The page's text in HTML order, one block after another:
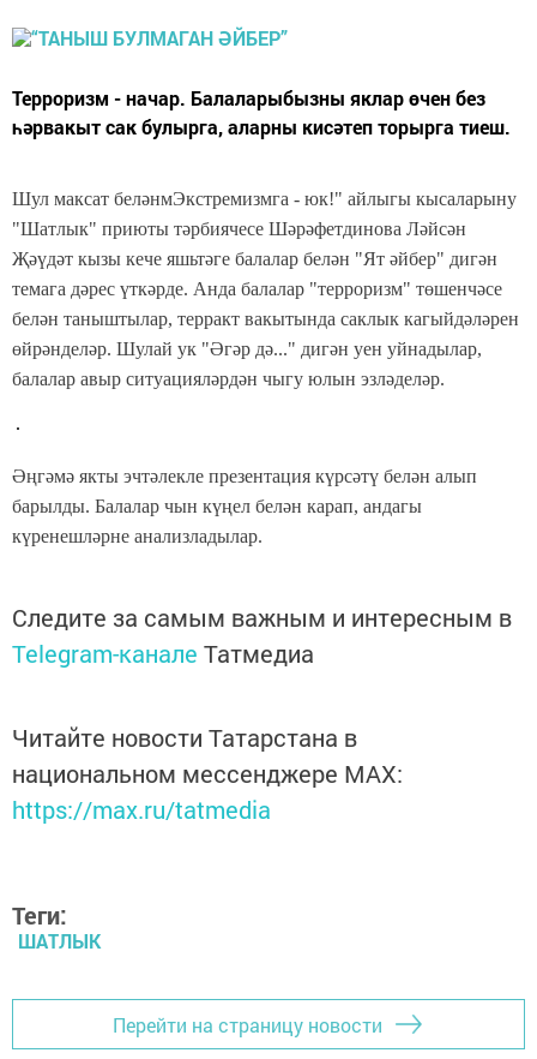
Терроризм - начар. Балаларыбызны яклар өчен без
һәрвакыт сак булырга, аларны кисәтеп торырга тиеш.
Шул максат беләнмЭкстремизмга - юк!" айлыгы кысаларыну
"Шатлык" приюты тәрбиячесе Шәрәфетдинова Ләйсән
Җәүдәт кызы кече яшьтәге балалар белән "Ят әйбер" дигән
темага дәрес үткәрде. Анда балалар "терроризм" төшенчәсе
белән таныштылар, терракт вакытында саклык кагыйдәләрен
өйрәнделәр. Шулай ук "Әгәр дә..." дигән уен уйнадылар,
балалар авыр ситуацияләрдән чыгу юлын эзләделәр.
Әңгәмә якты эчтәлекле презентация күрсәтү белән алып
барылды. Балалар чын күңел белән карап, андагы
күренешләрне анализладылар.
Следите за самым важным и интересным в
Telegram-канале Татмедиа
Читайте новости Татарстана в
национальном мессенджере MАХ:
https://max.ru/tatmedia
Теги:
ШАТЛЫК
Перейти на страницу новости